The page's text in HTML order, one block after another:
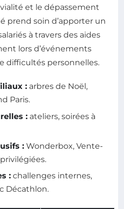
et le dépassement
prend soin d’apporter un
à travers des aides
lors d’événements
difficultés personnelles.
: arbres de Noël,
Paris.
: ateliers, soirées à
: Wonderbox, Vente-
: challenges internes,
Décathlon.